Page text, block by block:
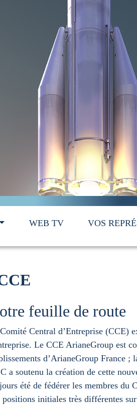
WEB TV VOS
feuille de route
Central d’Entreprise (CCE)
Le CCE ArianeGroup est
d’ArianeGroup France
a soutenu la création de cette
été de fédérer les membres du
positions initiales très différentes